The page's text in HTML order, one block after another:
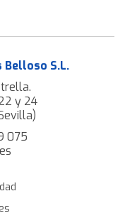
intrusiones, presión
S.L.
y 24
075